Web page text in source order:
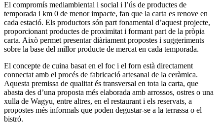
El compromís mediambiental i social i l’ús de productes de
temporada i km 0 de menor impacte, fan que la carta es renove en
cada estació. Els productors són part fonamental d’aquest projecte,
proporcionant productes de proximitat i formant part de la pròpia
carta. Això permet presentar diàriament propostes i suggeriments
sobre la base del millor producte de mercat en cada temporada.
El concepte de cuina basat en el foc i el forn està directament
connectat amb el procés de fabricació artesanal de la ceràmica.
Aquesta premissa de qualitat és transversal en tota la carta, que
abasta des d’una proposta més elaborada amb arrossos, ostres o una
xulla de Wagyu, entre altres, en el restaurant i els reservats, a
propostes més informals que poden degustar-se a la terrassa o el
bistró.